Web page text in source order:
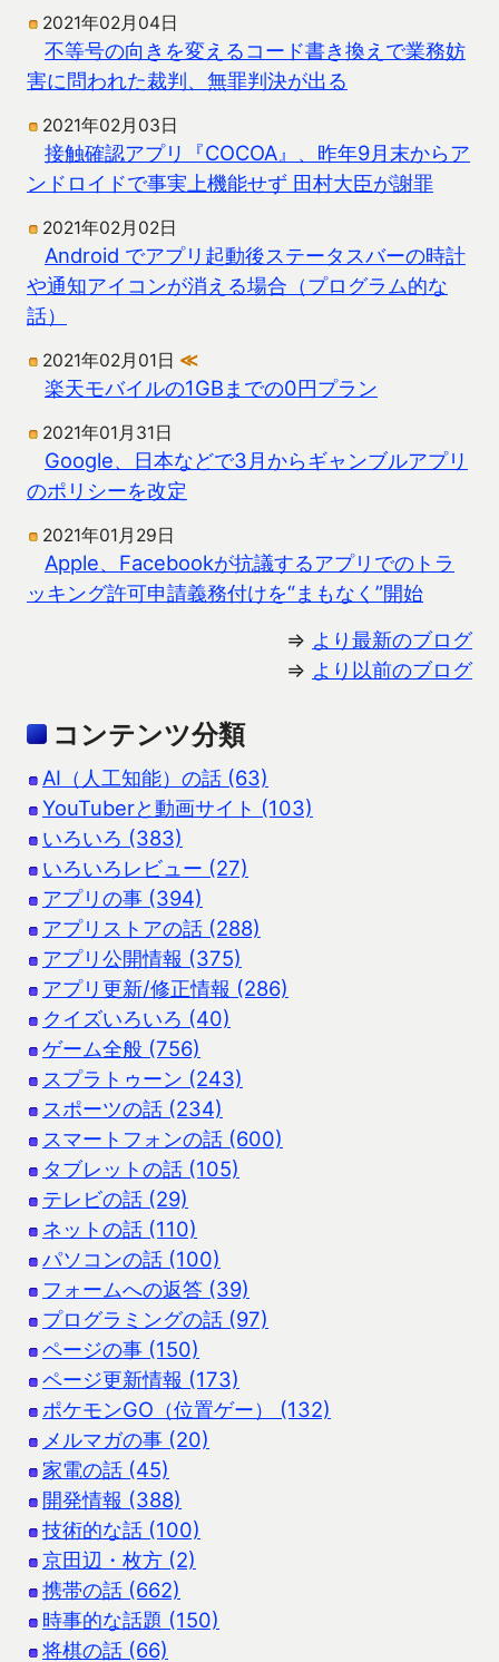
2021年02月04日
不等号の向きを変えるコード書き換えで業務妨
害に問われた裁判、無罪判決が出る
2021年02月03日
接触確認アプリ『COCOA』、昨年9月末からア
ンドロイドで事実上機能せず 田村大臣が謝罪
2021年02月02日
Android でアプリ起動後ステータスバーの時計
や通知アイコンが消える場合（プログラム的な
話）
2021年02月01日 ≪
楽天モバイルの1GBまでの0円プラン
2021年01月31日
Google、日本などで3月からギャンブルアプリ
のポリシーを改定
2021年01月29日
Apple、Facebookが抗議するアプリでのトラ
ッキング許可申請義務付けを“まもなく”開始
⇒ より最新のブログ
⇒ より以前のブログ
コンテンツ分類
AI（人工知能）の話 (63)
YouTuberと動画サイト (103)
いろいろ (383)
いろいろレビュー (27)
アプリの事 (394)
アプリストアの話 (288)
アプリ公開情報 (375)
アプリ更新/修正情報 (286)
クイズいろいろ (40)
ゲーム全般 (756)
スプラトゥーン (243)
スポーツの話 (234)
スマートフォンの話 (600)
タブレットの話 (105)
テレビの話 (29)
ネットの話 (110)
パソコンの話 (100)
フォームへの返答 (39)
プログラミングの話 (97)
ページの事 (150)
ページ更新情報 (173)
ポケモンGO（位置ゲー） (132)
メルマガの事 (20)
家電の話 (45)
開発情報 (388)
技術的な話 (100)
京田辺・枚方 (2)
携帯の話 (662)
時事的な話題 (150)
将棋の話 (66)